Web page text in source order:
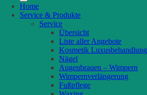
Home
Service & Produkte
Service
Übersicht
Liste aller Angebote
Kosmetik Luxusbehandlung
Nägel
Augenbrauen – Wimpern
Wimpernverlängerung
Fußpflege